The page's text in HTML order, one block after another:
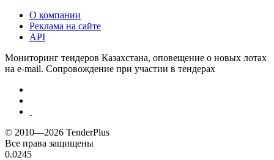
О компании
Реклама на сайте
API
Мониторинг тендеров Казахстана, оповещение о новых лотах
на e-mail. Сопровождение при участии в тендерах
© 2010—2026 TenderPlus
Все права защищены
0.0245